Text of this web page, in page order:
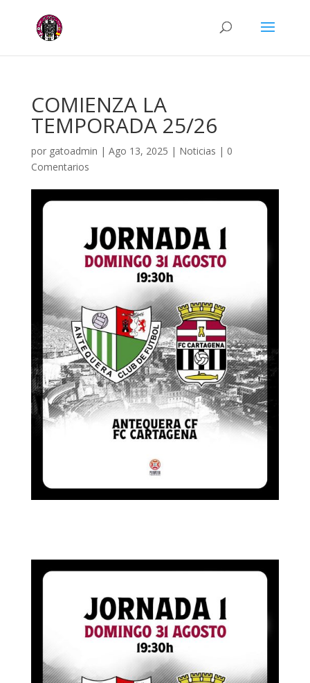
COMIENZA LA
TEMPORADA 25/26
por gatoadmin | Ago 13, 2025 | Noticias | 0
Comentarios